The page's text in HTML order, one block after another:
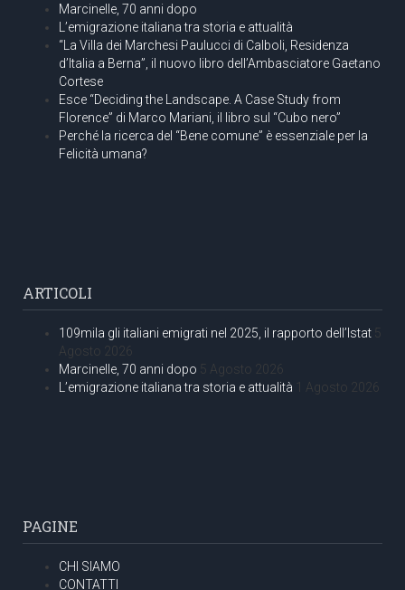
Marcinelle, 70 anni dopo
L’emigrazione italiana tra storia e attualità
“La Villa dei Marchesi Paulucci di Calboli, Residenza
d’Italia a Berna”, il nuovo libro dell’Ambasciatore Gaetano
Cortese
Esce “Deciding the Landscape. A Case Study from
Florence” di Marco Mariani, il libro sul “Cubo nero”
Perché la ricerca del “Bene comune” è essenziale per la
Felicità umana?
ARTICOLI
109mila gli italiani emigrati nel 2025, il rapporto dell’Istat 5
Agosto 2026
Marcinelle, 70 anni dopo 5 Agosto 2026
L’emigrazione italiana tra storia e attualità 1 Agosto 2026
PAGINE
CHI SIAMO
CONTATTI